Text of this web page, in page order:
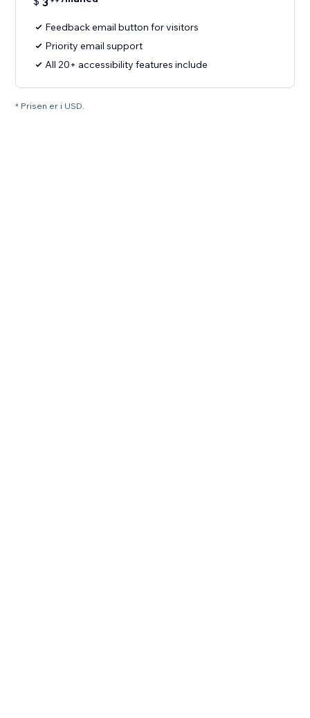
Feedback email button for visitors
Priority email support
All 20+ accessibility features include
* Prisen er i USD.